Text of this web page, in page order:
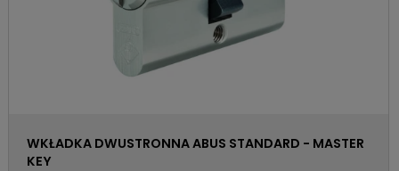
WKŁADKA DWUSTRONNA ABUS STANDARD - MASTER
KEY